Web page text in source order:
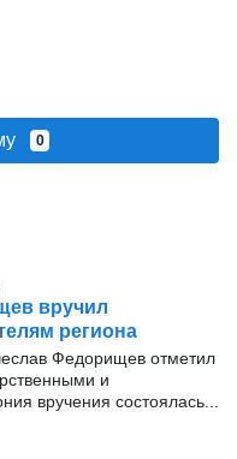
0
вручил
региона
Федорищев отметил
и
вручения состоялась...